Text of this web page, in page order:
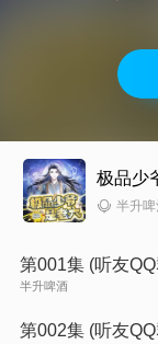
半升啤
第001集 (听友
半升啤酒
第002集 (听友